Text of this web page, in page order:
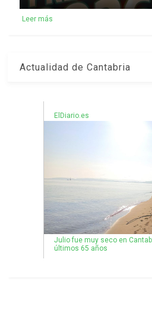
Leer más
Actualidad de Cantabria
ElDiario.es
Julio fue muy seco en
últimos 65 años